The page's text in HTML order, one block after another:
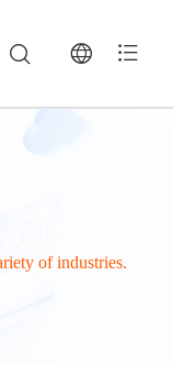
of industries.